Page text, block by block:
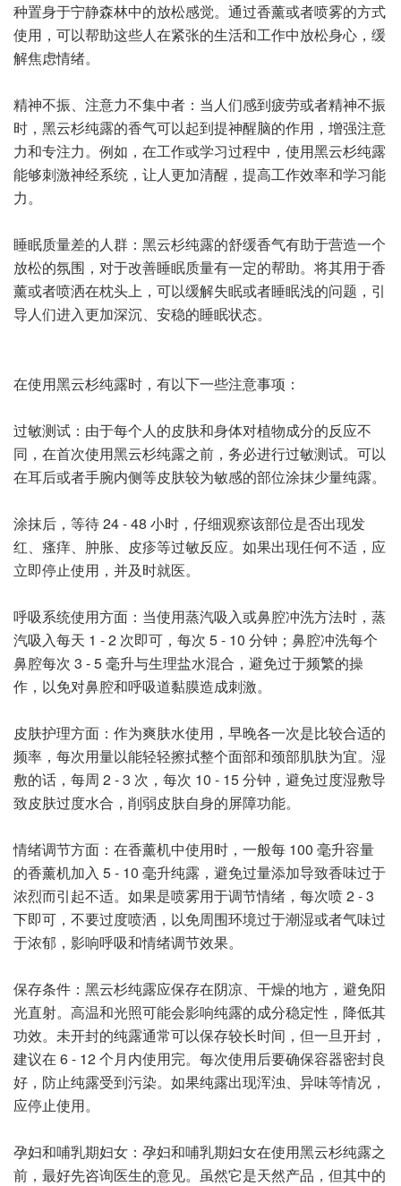
种置身于宁静森林中的放松感觉。通过香薰或者喷雾的方式
使用，可以帮助这些人在紧张的生活和工作中放松身心，缓
解焦虑情绪。
精神不振、注意力不集中者：当人们感到疲劳或者精神不振
时，黑云杉纯露的香气可以起到提神醒脑的作用，增强注意
力和专注力。例如，在工作或学习过程中，使用黑云杉纯露
能够刺激神经系统，让人更加清醒，提高工作效率和学习能
力。
睡眠质量差的人群：黑云杉纯露的舒缓香气有助于营造一个
放松的氛围，对于改善睡眠质量有一定的帮助。将其用于香
薰或者喷洒在枕头上，可以缓解失眠或者睡眠浅的问题，引
导人们进入更加深沉、安稳的睡眠状态。
在使用黑云杉纯露时，有以下一些注意事项：
过敏测试：由于每个人的皮肤和身体对植物成分的反应不
同，在首次使用黑云杉纯露之前，务必进行过敏测试。可以
在耳后或者手腕内侧等皮肤较为敏感的部位涂抹少量纯露。
涂抹后，等待 24 - 48 小时，仔细观察该部位是否出现发
红、瘙痒、肿胀、皮疹等过敏反应。如果出现任何不适，应
立即停止使用，并及时就医。
呼吸系统使用方面：当使用蒸汽吸入或鼻腔冲洗方法时，蒸
汽吸入每天 1 - 2 次即可，每次 5 - 10 分钟；鼻腔冲洗每个
鼻腔每次 3 - 5 毫升与生理盐水混合，避免过于频繁的操
作，以免对鼻腔和呼吸道黏膜造成刺激。
皮肤护理方面：作为爽肤水使用，早晚各一次是比较合适的
频率，每次用量以能轻轻擦拭整个面部和颈部肌肤为宜。湿
敷的话，每周 2 - 3 次，每次 10 - 15 分钟，避免过度湿敷导
致皮肤过度水合，削弱皮肤自身的屏障功能。
情绪调节方面：在香薰机中使用时，一般每 100 毫升容量
的香薰机加入 5 - 10 毫升纯露，避免过量添加导致香味过于
浓烈而引起不适。如果是喷雾用于调节情绪，每次喷 2 - 3
下即可，不要过度喷洒，以免周围环境过于潮湿或者气味过
于浓郁，影响呼吸和情绪调节效果。
保存条件：黑云杉纯露应保存在阴凉、干燥的地方，避免阳
光直射。高温和光照可能会影响纯露的成分稳定性，降低其
功效。未开封的纯露通常可以保存较长时间，但一旦开封，
建议在 6 - 12 个月内使用完。每次使用后要确保容器密封良
好，防止纯露受到污染。如果纯露出现浑浊、异味等情况，
应停止使用。
孕妇和哺乳期妇女：孕妇和哺乳期妇女在使用黑云杉纯露之
前，最好先咨询医生的意见。虽然它是天然产品，但其中的